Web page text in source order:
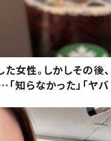
女性。しかしその後、
知らなかった」「ヤバ